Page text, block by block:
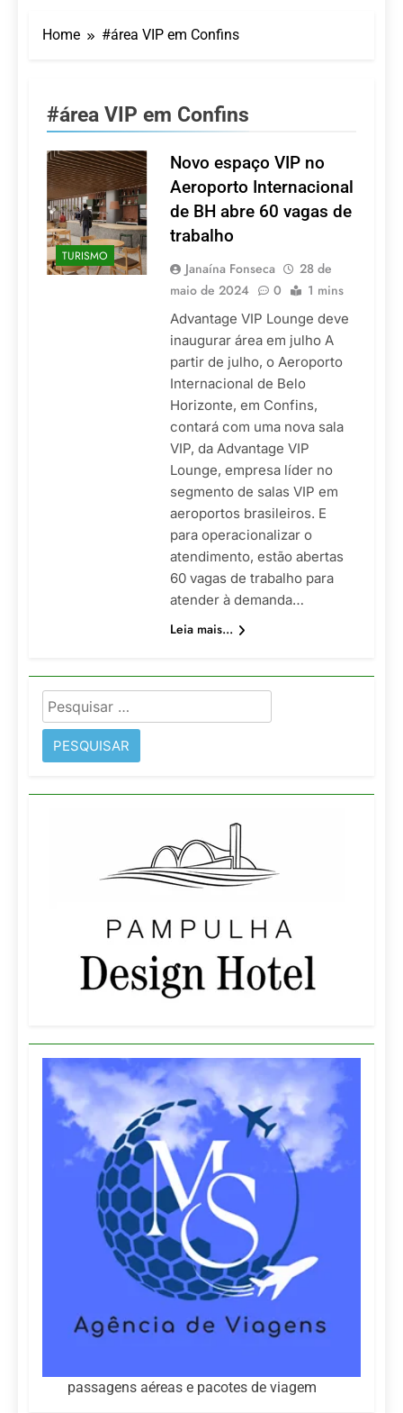
nos aeroportos da
7 De Agosto De 2026
de lazer e corporativo
7 De Agosto De 2026
Executivo com carreira
Balanger assume
comando do Wyndham
São Paulo Ibirapuera
5 De Agosto De 2026
LATAM anuncia 42
rotas na primeira fase
de operação do
Embraer 195-E2
5 De Agosto De 2026
Azul retoma voos
Alegre e Montevidéu
em dezembro
5 De Agosto De 2026
Home #área VIP em Confins
#área VIP em Confins
TURISMO
Novo espaço VIP no
Aeroporto Internacional
de BH abre 60 vagas de
trabalho
Janaína Fonseca
28 de
maio de 2024
0 1 mins
Advantage VIP Lounge deve
inaugurar área em julho A
partir de julho, o Aeroporto
Internacional de Belo
Horizonte, em Confins,
contará com uma nova sala
VIP, da Advantage VIP
Lounge, empresa líder no
segmento de salas VIP em
aeroportos brasileiros. E
para operacionalizar o
atendimento, estão abertas
60 vagas de trabalho para
atender à demanda…
Leia mais...
Pesquisar
por:
passagens aéreas e pacotes de viagem